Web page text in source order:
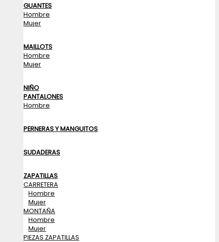
GUANTES
Hombre
Mujer
MAILLOTS
Hombre
Mujer
NIÑO
PANTALONES
Hombre
PERNERAS Y MANGUITOS
SUDADERAS
ZAPATILLAS
CARRETERA
Hombre
Mujer
MONTAÑA
Hombre
Mujer
PIEZAS ZAPATILLAS